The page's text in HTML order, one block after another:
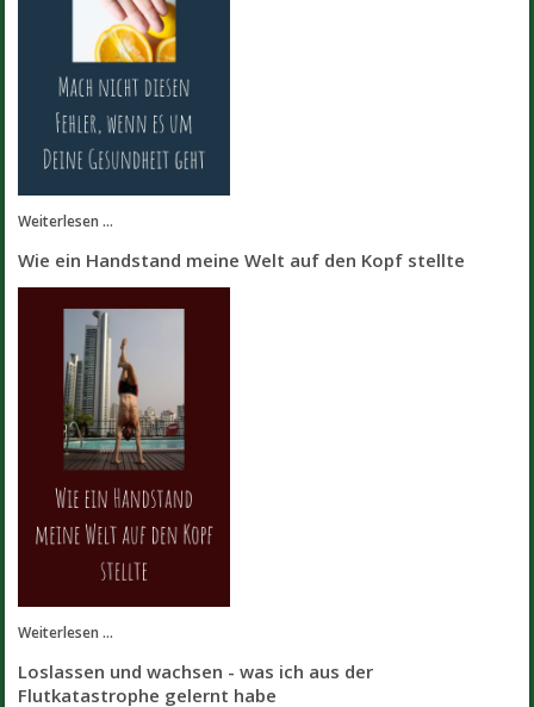
Weiterlesen ...
Wie ein Handstand meine Welt auf den Kopf stellte
Weiterlesen ...
Loslassen und wachsen - was ich aus der
Flutkatastrophe gelernt habe